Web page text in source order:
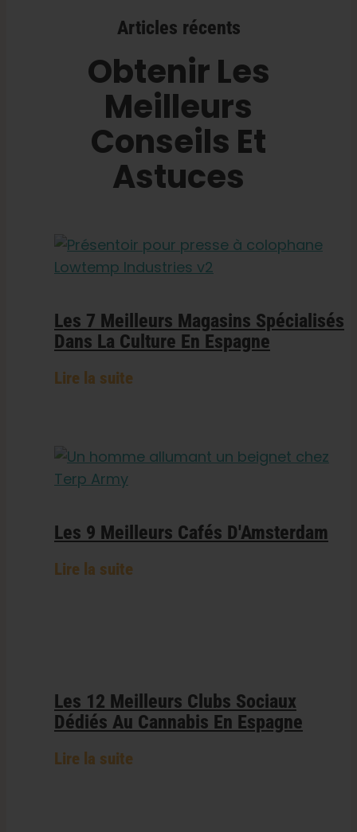
Articles récents
Obtenir Les
Meilleurs
Conseils Et
Astuces
Les 7 Meilleurs Magasins Spécialisés
Dans La Culture En Espagne
Lire la suite
Les 9 Meilleurs Cafés D'Amsterdam
Lire la suite
Les 12 Meilleurs Clubs Sociaux
Dédiés Au Cannabis En Espagne
Lire la suite